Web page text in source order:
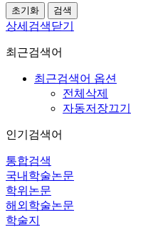
상세검색닫기
최근검색어
최근검색어 옵션
전체삭제
자동저장끄기
인기검색어
통합검색
국내학술논문
학위논문
해외학술논문
학술지